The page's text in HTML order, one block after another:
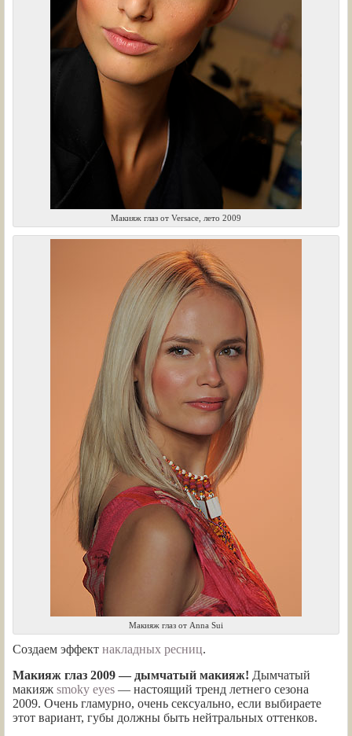
Макияж глаз от Versace, лето 2009
Макияж глаз от Anna Sui
Создаем эффект накладных ресниц.
Макияж глаз 2009 — дымчатый макияж! Дымчатый
макияж smoky eyes — настоящий тренд летнего сезона
2009. Очень гламурно, очень сексуально, если выбираете
этот вариант, губы должны быть нейтральных оттенков.